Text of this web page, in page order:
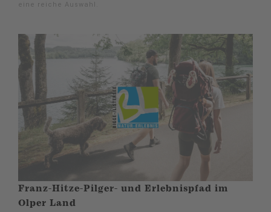
eine reiche Auswahl.
Franz-Hitze-Pilger- und Erlebnispfad im
Olper Land